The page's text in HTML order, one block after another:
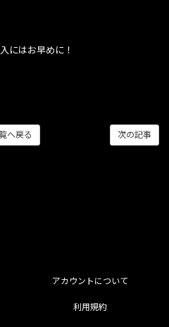
にはお早めに！
次の記事
へ戻る
アカウントについて
利用規約